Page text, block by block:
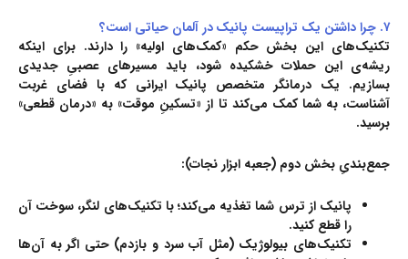
۷. چرا داشتن یک تراپیست پانیک در آلمان حیاتی است؟
تکنیک‌های این بخش حکم «کمک‌های اولیه» را دارند. برای اینکه
ریشه‌ی این حملات خشکیده شود، باید مسیرهای عصبیِ جدیدی
بسازیم. یک درمانگر متخصص پانیک ایرانی که با فضای غربت
آشناست، به شما کمک می‌کند تا از «تسکینِ موقت» به «درمان قطعی»
برسید.
جمع‌بندیِ بخش دوم (جعبه ‌ابزار نجات):
پانیک از ترس شما تغذیه می‌کند؛ با تکنیک‌های لنگر، سوخت آن
را قطع کنید.
تکنیک‌های بیولوژیک (مثل آب سرد و بازدم) حتی اگر به آن‌ها